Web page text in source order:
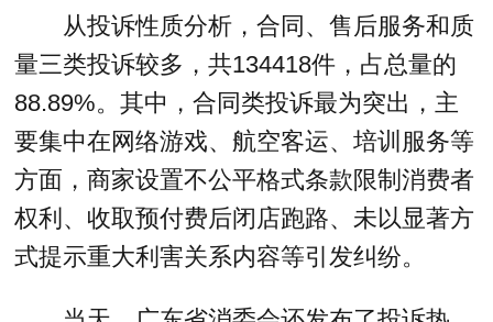
从投诉性质分析，合同、售后服务和质
量三类投诉较多，共134418件，占总量的
88.89%。其中，合同类投诉最为突出，主
要集中在网络游戏、航空客运、培训服务等
方面，商家设置不公平格式条款限制消费者
权利、收取预付费后闭店跑路、未以显著方
式提示重大利害关系内容等引发纠纷。